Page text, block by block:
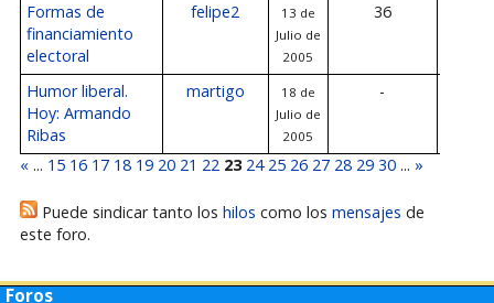
Formas de
financiamiento
electoral
felipe2
13 de
Julio de
2005
36
Humor liberal.
Hoy: Armando
Ribas
martigo
18 de
Julio de
2005
-
« ... 15 16 17 18 19 20 21 22 23 24 25 26 27 28 29 30... »
Puede sindicar tanto los hilos como los mensajes de
este foro.
Foros